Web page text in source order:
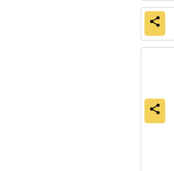
share
share